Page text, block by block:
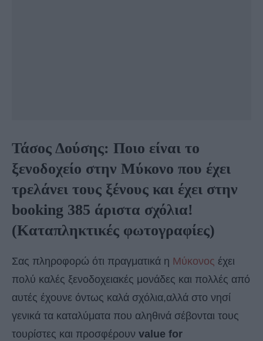
Τάσος Δούσης: Ποιο είναι το
ξενοδοχείο στην Μύκονο που έχει
τρελάνει τους ξένους και έχει στην
booking 385 άριστα σχόλια!
(Καταπληκτικές φωτογραφίες)
Σας πληροφορώ ότι πραγματικά η Μύκονος έχει
πολύ καλές ξενοδοχειακές μονάδες και πολλές από
αυτές έχουνε όντως καλά σχόλια,αλλά στο νησί
γενικά τα καταλύματα που αληθινά σέβονται τους
τουρίστες και προσφέρουν value for